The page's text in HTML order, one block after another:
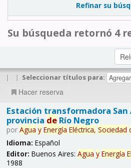
Refinar su
Su búsqueda retornó 4
| | Seleccionar títulos para:
Hacer reserva
Estación transformadora
provincia deRío Negro
por Agua y Energía Eléctrica, Sociedad
Idioma: Español
Editor: Buenos Aires: Agua y Energía
1988